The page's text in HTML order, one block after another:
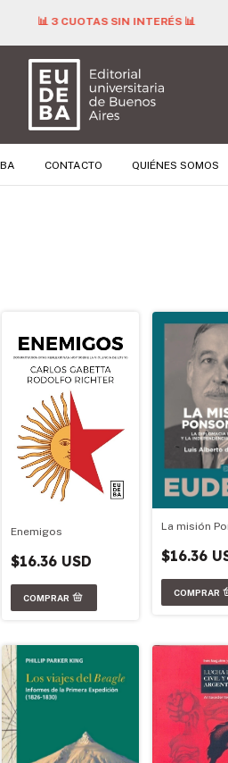
📊 3 CUOTAS SIN INTERÉS 📊
CONTACTO QUIÉNES SOMOS
Enemigos
$16.36 USD
La misión
$16.36